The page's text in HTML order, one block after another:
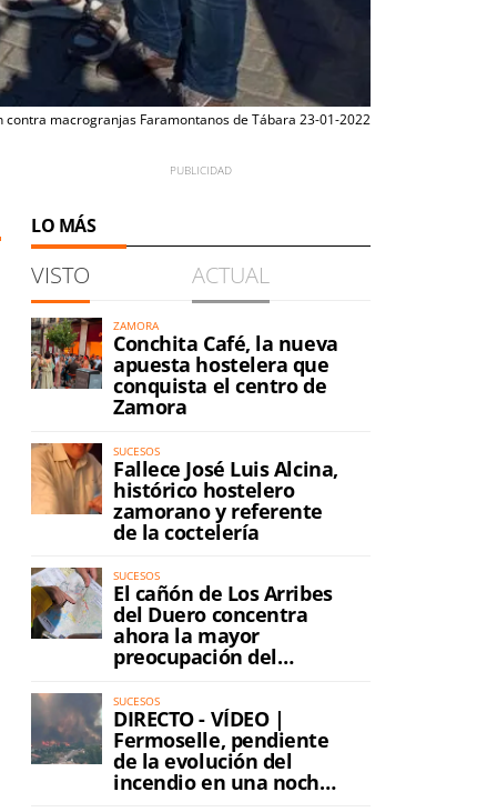
contra macrogranjas Faramontanos de Tábara 23-01-2022
LO MÁS
VISTO ACTUAL
ZAMORA
Conchita Café, la nueva
apuesta hostelera que
conquista el centro de
Zamora
SUCESOS
Fallece José Luis Alcina,
histórico hostelero
zamorano y referente
de la coctelería
SUCESOS
El cañón de Los Arribes
del Duero concentra
ahora la mayor
preocupación del
incendio
SUCESOS
DIRECTO - VÍDEO |
Fermoselle, pendiente
de la evolución del
incendio en una noche